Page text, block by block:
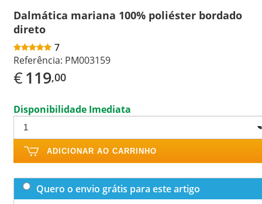
Dalmática mariana 100% poliéster bordado
direto
7
Referência: PM003159
€119,00
Disponibilidade Imediata
ADICIONAR AO CARRINHO
Quero o envio grátis para este artigo